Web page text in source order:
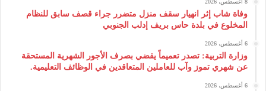
8 أغسطس، 2026
وفاة شاب إثر انهيار سقف منزل متضرر جراء قصف سابق للنظام
المخلوع في بلدة حاس بريف إدلب الجنوبي
6 أغسطس، 2026
وزارة التربية: تصدر تعميماً يقضي بصرف الأجور الشهرية المستحقة
عن شهري تموز وآب للعاملين المتعاقدين في الوظائف التعليمية.
6 أغسطس، 2026